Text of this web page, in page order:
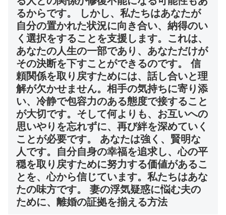
るからです。 しかし、私たちはあなたが
自分の置かれた状況に向き合い、納得のい
く選択をすることを支援します。これは、
あなたの人生の一部であり、あなただけが
その決断を下すことができるのです。 信
頼関係を取り戻すためには、話し合いと理
解が欠かせません。相手の気持ちに寄り添
い、冷静で包容力のある態度で接すること
が大切です。そして何よりも、お互いへの
思いやりを忘れずに、再び絆を深めていく
ことが必要です。 あなたは強く、賢明な
人です。自分自身の幸福を追求し、心の平
穏を取り戻すために努力する価値があるこ
とを、心から信じています。私たちはあな
たの味方です。 妻の浮気疑惑に悩む夫の
ために、離婚の証拠を揃える方法